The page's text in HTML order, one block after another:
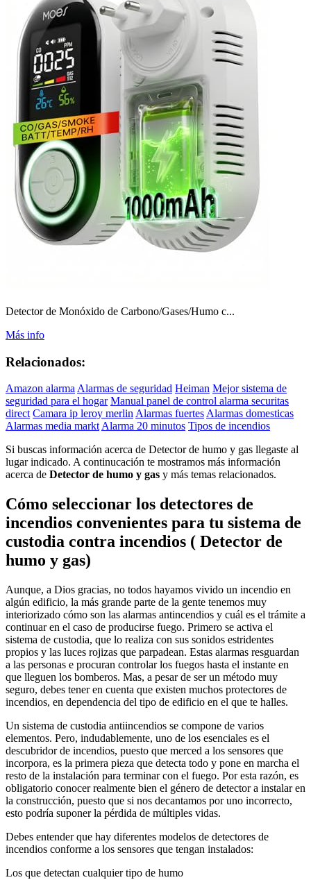
Detector de Monóxido de Carbono/Gases/Humo c...
Más info
Relacionados:
Amazon alarma Alarmas de seguridad Heiman Mejor sistema de
seguridad para el hogar Manual panel de control alarma securitas
direct Camara ip leroy merlin Alarmas fuertes Alarmas domesticas
Alarmas media markt Alarma 20 minutos Tipos de incendios
Si buscas información acerca de Detector de humo y gas llegaste al
lugar indicado. A continucación te mostramos más información
acerca de Detector de humo y gas y más temas relacionados.
Cómo seleccionar los detectores de
incendios convenientes para tu sistema de
custodia contra incendios ( Detector de
humo y gas)
Aunque, a Dios gracias, no todos hayamos vivido un incendio en
algún edificio, la más grande parte de la gente tenemos muy
interiorizado cómo son las alarmas antincendios y cuál es el trámite a
continuar en el caso de producirse fuego. Primero se activa el
sistema de custodia, que lo realiza con sus sonidos estridentes
propios y las luces rojizas que parpadean. Estas alarmas resguardan
a las personas e procuran controlar los fuegos hasta el instante en
que lleguen los bomberos. Mas, a pesar de ser un método muy
seguro, debes tener en cuenta que existen muchos protectores de
incendios, en dependencia del tipo de edificio en el que te halles.
Un sistema de custodia antiincendios se compone de varios
elementos. Pero, indudablemente, uno de los esenciales es el
descubridor de incendios, puesto que merced a los sensores que
incorpora, es la primera pieza que detecta todo y pone en marcha el
resto de la instalación para terminar con el fuego. Por esta razón, es
obligatorio conocer realmente bien el género de detector a instalar en
la construcción, puesto que si nos decantamos por uno incorrecto,
esto podría suponer la pérdida de múltiples vidas.
Debes entender que hay diferentes modelos de detectores de
incendios conforme a los sensores que tengan instalados:
Los que detectan cualquier tipo de humo